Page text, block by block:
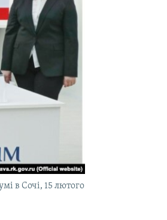
в Сочі, 15 лютого